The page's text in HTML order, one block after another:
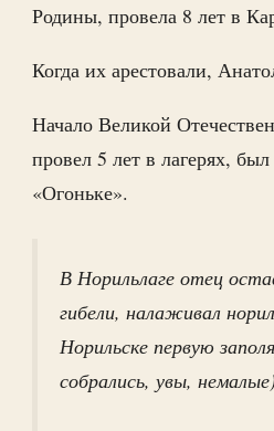
Родины, провела 8 лет в
Когда их арестовали,
Начало Великой
провел 5 лет в лагерях,
«Огоньке».
В Норильлаге отец
гибели, налаживал
Норильске первую
собрались, увы,